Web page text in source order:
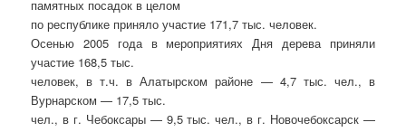
памятных посадок в целом
по республике приняло участие 171,7 тыс. человек.
Осенью 2005 года в мероприятиях Дня дерева приняли
участие 168,5 тыс.
человек, в т.ч. в Алатырском районе — 4,7 тыс. чел., в
Вурнарском — 17,5 тыс.
чел., в г. Чебоксары — 9,5 тыс. чел., в г. Новочебоксарск —